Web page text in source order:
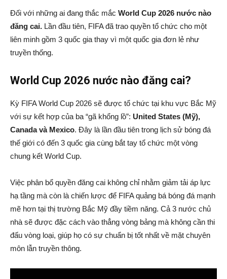
Đối với những ai đang thắc mắc World Cup 2026 nước nào
đăng cai. Lần đầu tiên, FIFA đã trao quyền tổ chức cho một
liên minh gồm 3 quốc gia thay vì một quốc gia đơn lẻ như
truyền thống.
World Cup 2026 nước nào đăng cai?
Kỳ FIFA World Cup 2026 sẽ được tổ chức tại khu vực Bắc Mỹ
với sự kết hợp của ba “gã khổng lồ”: United States (Mỹ),
Canada và Mexico. Đây là lần đầu tiên trong lịch sử bóng đá
thế giới có đến 3 quốc gia cùng bắt tay tổ chức một vòng
chung kết World Cup.
Việc phân bổ quyền đăng cai không chỉ nhằm giảm tải áp lực
hạ tầng mà còn là chiến lược để FIFA quảng bá bóng đá mạnh
mẽ hơn tại thị trường Bắc Mỹ đầy tiềm năng. Cả 3 nước chủ
nhà sẽ được đặc cách vào thẳng vòng bảng mà không cần thi
đấu vòng loại, giúp họ có sự chuẩn bị tốt nhất về mặt chuyên
môn lẫn truyền thông.